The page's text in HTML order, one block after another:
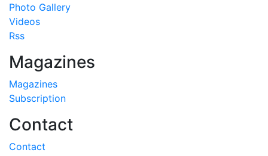
Photo Gallery
Videos
Rss
Magazines
Magazines
Subscription
Contact
Contact